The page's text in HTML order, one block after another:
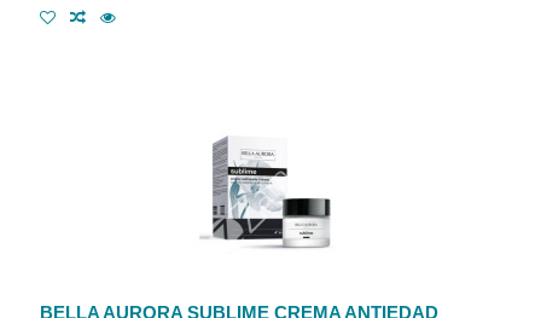
BELLA AURORA SUBLIME CREMA ANTIEDAD